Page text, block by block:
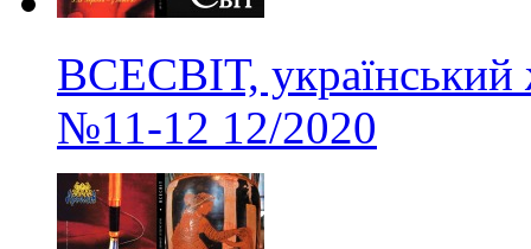
ВСЕСВІТ, український
№11-12 12/2020